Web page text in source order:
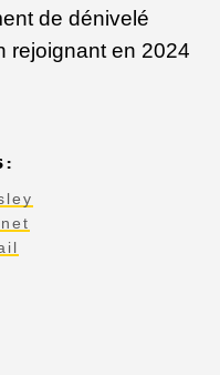
de dénivelé
rejoignant en 2024
: